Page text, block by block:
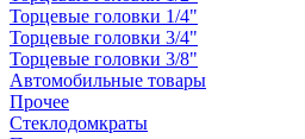
Торцевые головки 1/4"
Торцевые головки 3/4"
Торцевые головки 3/8"
Автомобильные товары
Прочее
Стеклодомкраты